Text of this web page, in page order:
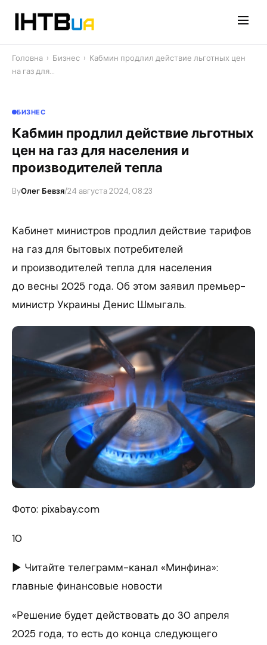
Головна › Бизнес › Кабмин продлил действие льготных цен
на газ для…
БИЗНЕС
Кабмин продлил действие льготных
цен на газ для населения и
производителей тепла
ByОлег Бевзя/24 августа 2024, 08:23
Кабинет министров продлил действие тарифов
на газ для бытовых потребителей
и производителей тепла для населения
до весны 2025 года. Об этом заявил премьер-
министр Украины Денис Шмыгаль.
Фото: pixabay.com
10
► Читайте телеграмм-канал «Минфина»:
главные финансовые новости
«Решение будет действовать до 30 апреля
2025 года, то есть до конца следующего